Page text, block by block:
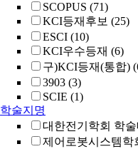
SCOPUS (71)
KCI등재후보 (25)
ESCI (10)
KCI우수등재 (6)
구)KCI등재(통합)
3903 (3)
SCIE (1)
학술지명
대한전기학회 학
제어로봇시스템학